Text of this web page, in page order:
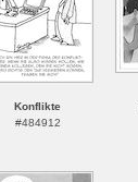
Konflikte
#484912